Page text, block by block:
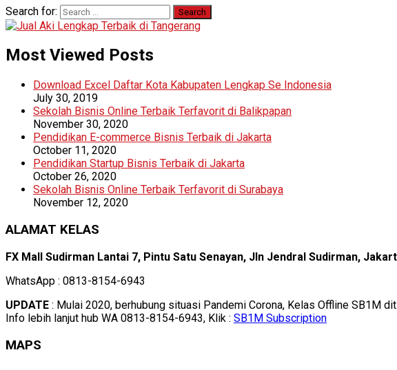
Search for:
Most Viewed Posts
Download Excel Daftar Kota Kabupaten Lengkap Se Indonesia
July 30, 2019
Sekolah Bisnis Online Terbaik Terfavorit di Balikpapan
November 30, 2020
Pendidikan E-commerce Bisnis Terbaik di Jakarta
October 11, 2020
Pendidikan Startup Bisnis Terbaik di Jakarta
October 26, 2020
Sekolah Bisnis Online Terbaik Terfavorit di Surabaya
November 12, 2020
ALAMAT KELAS
FX Mall Sudirman Lantai 7, Pintu Satu Senayan, Jln Jendral Sudirman,
WhatsApp : 0813-8154-6943
UPDATE : Mulai 2020, berhubung situasi Pandemi Corona, Kelas Offline SB1M
Info lebih lanjut hub WA 0813-8154-6943, Klik : SB1M Subscription
MAPS